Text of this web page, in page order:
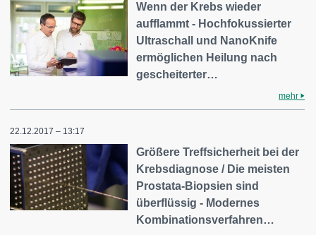
Wenn der Krebs wieder
aufflammt - Hochfokussierter
Ultraschall und NanoKnife
ermöglichen Heilung nach
gescheiterter…
mehr
22.12.2017 – 13:17
Größere Treffsicherheit bei der
Krebsdiagnose / Die meisten
Prostata-Biopsien sind
überflüssig - Modernes
Kombinationsverfahren…